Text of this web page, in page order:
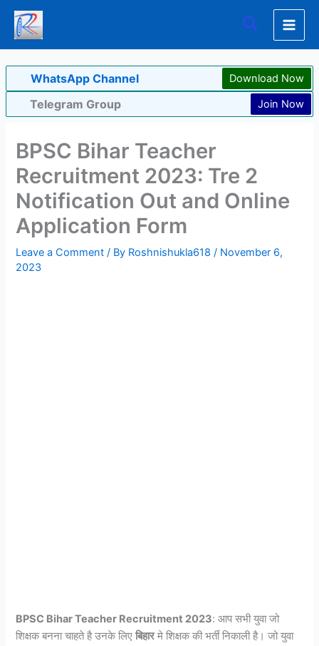
Skip
content
Search
WhatsApp Channel Download Now
Telegram Group Join Now
BPSC Bihar Teacher
Recruitment 2023: Tre 2
Notification Out and Online
Application Form
Leave a Comment / By Roshnishukla618/ November 6,
2023
BPSC Bihar Teacher Recruitment 2023: आप सभी युवा जो
शिक्षक बनना चाहते है उनके लिएबिहारमे शिक्षक की भर्ती निकाली है। जो युवा